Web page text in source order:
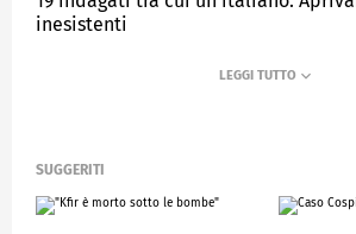
inesistenti
STUDIOAPERTO
SUGGERITI